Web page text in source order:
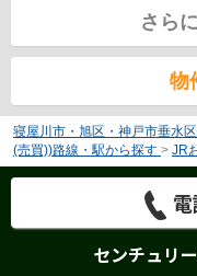
さら
物
寝屋川市・旭区・神戸市垂水
(売買))路線・駅から探す > JR
センチュリ